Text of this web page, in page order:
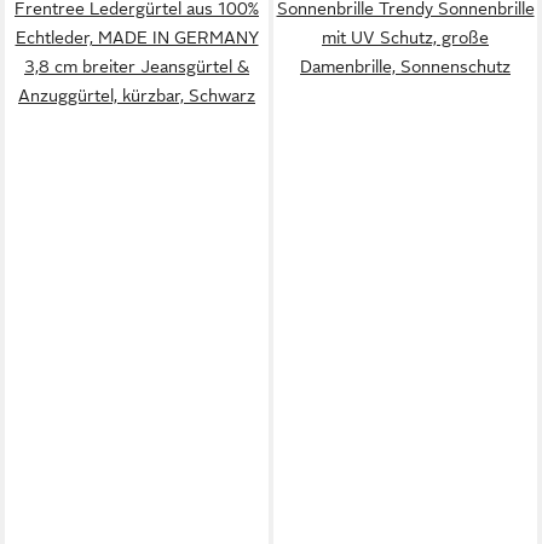
Frentree Ledergürtel aus 100%
Echtleder, MADE IN GERMANY
3,8 cm breiter Jeansgürtel &
Anzuggürtel, kürzbar, Schwarz
Sonnenbrille Trendy Sonnenbrille
mit UV Schutz, große
Damenbrille, Sonnenschutz